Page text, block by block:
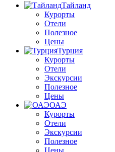
Тайланд
Курорты
Отели
Полезное
Цены
Турция
Курорты
Отели
Экскурсии
Полезное
Цены
ОАЭ
Курорты
Отели
Экскурсии
Полезное
Цены